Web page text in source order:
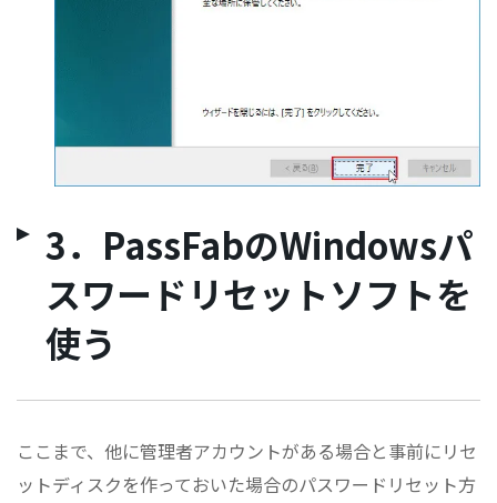
3．PassFabのWindowsパ
スワードリセットソフトを
使う
ここまで、他に管理者アカウントがある場合と事前にリセ
ットディスクを作っておいた場合のパスワードリセット方